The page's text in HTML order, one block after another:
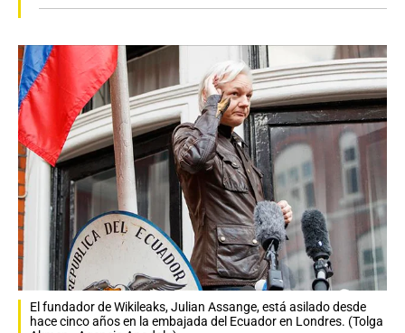
El fundador de Wikileaks, Julian Assange, está asilado desde
hace cinco años en la embajada del Ecuador en Londres. (Tolga